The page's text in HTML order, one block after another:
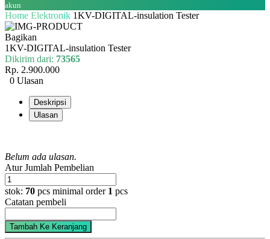
akun
Home Elektronik 1KV-DIGITAL-insulation Tester
Bagikan
1KV-DIGITAL-insulation Tester
Dikirim dari: 73565
Rp. 2.900.000
0 Ulasan
Deskripsi
Ulasan
Belum ada ulasan.
Atur Jumlah Pembelian
stok: 70 pcs minimal order 1 pcs
Catatan pembeli
Tambah Ke Keranjang